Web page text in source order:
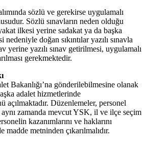
sözlü ve gerekirse uygulamalı
Sözlü sınavların neden olduğu
ilkesi yerine sadakat ya da başka
doğan sıkıntılar yazılı sınavla
yerine yazılı sınav getirilmesi, uygulamalı
gerekmektedir.
Bakanlığı’na gönderilebilmesine olanak
adalet hizmetlerinde
açılmaktadır. Düzenlemeler, personel
aynı zamanda mevcut YSK, il ve ilçe seçim
kazanımlarını ve haklarını
madde metninden çıkarılmalıdır.